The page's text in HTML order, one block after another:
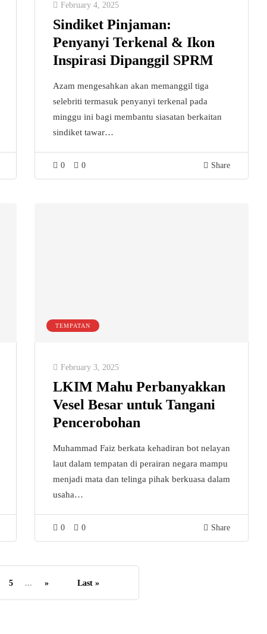
February 4, 2025
Sindiket Pinjaman:
Penyanyi Terkenal & Ikon
Inspirasi Dipanggil SPRM
Azam mengesahkan akan memanggil tiga
selebriti termasuk penyanyi terkenal pada
minggu ini bagi membantu siasatan berkaitan
sindiket tawar…
0 0 Share
TEMPATAN
February 3, 2025
LKIM Mahu Perbanyakkan
Vesel Besar untuk Tangani
Pencerobohan
Muhammad Faiz berkata kehadiran bot nelayan
laut dalam tempatan di perairan negara mampu
menjadi mata dan telinga pihak berkuasa dalam
usaha…
0 0 Share
5 ... » Last »